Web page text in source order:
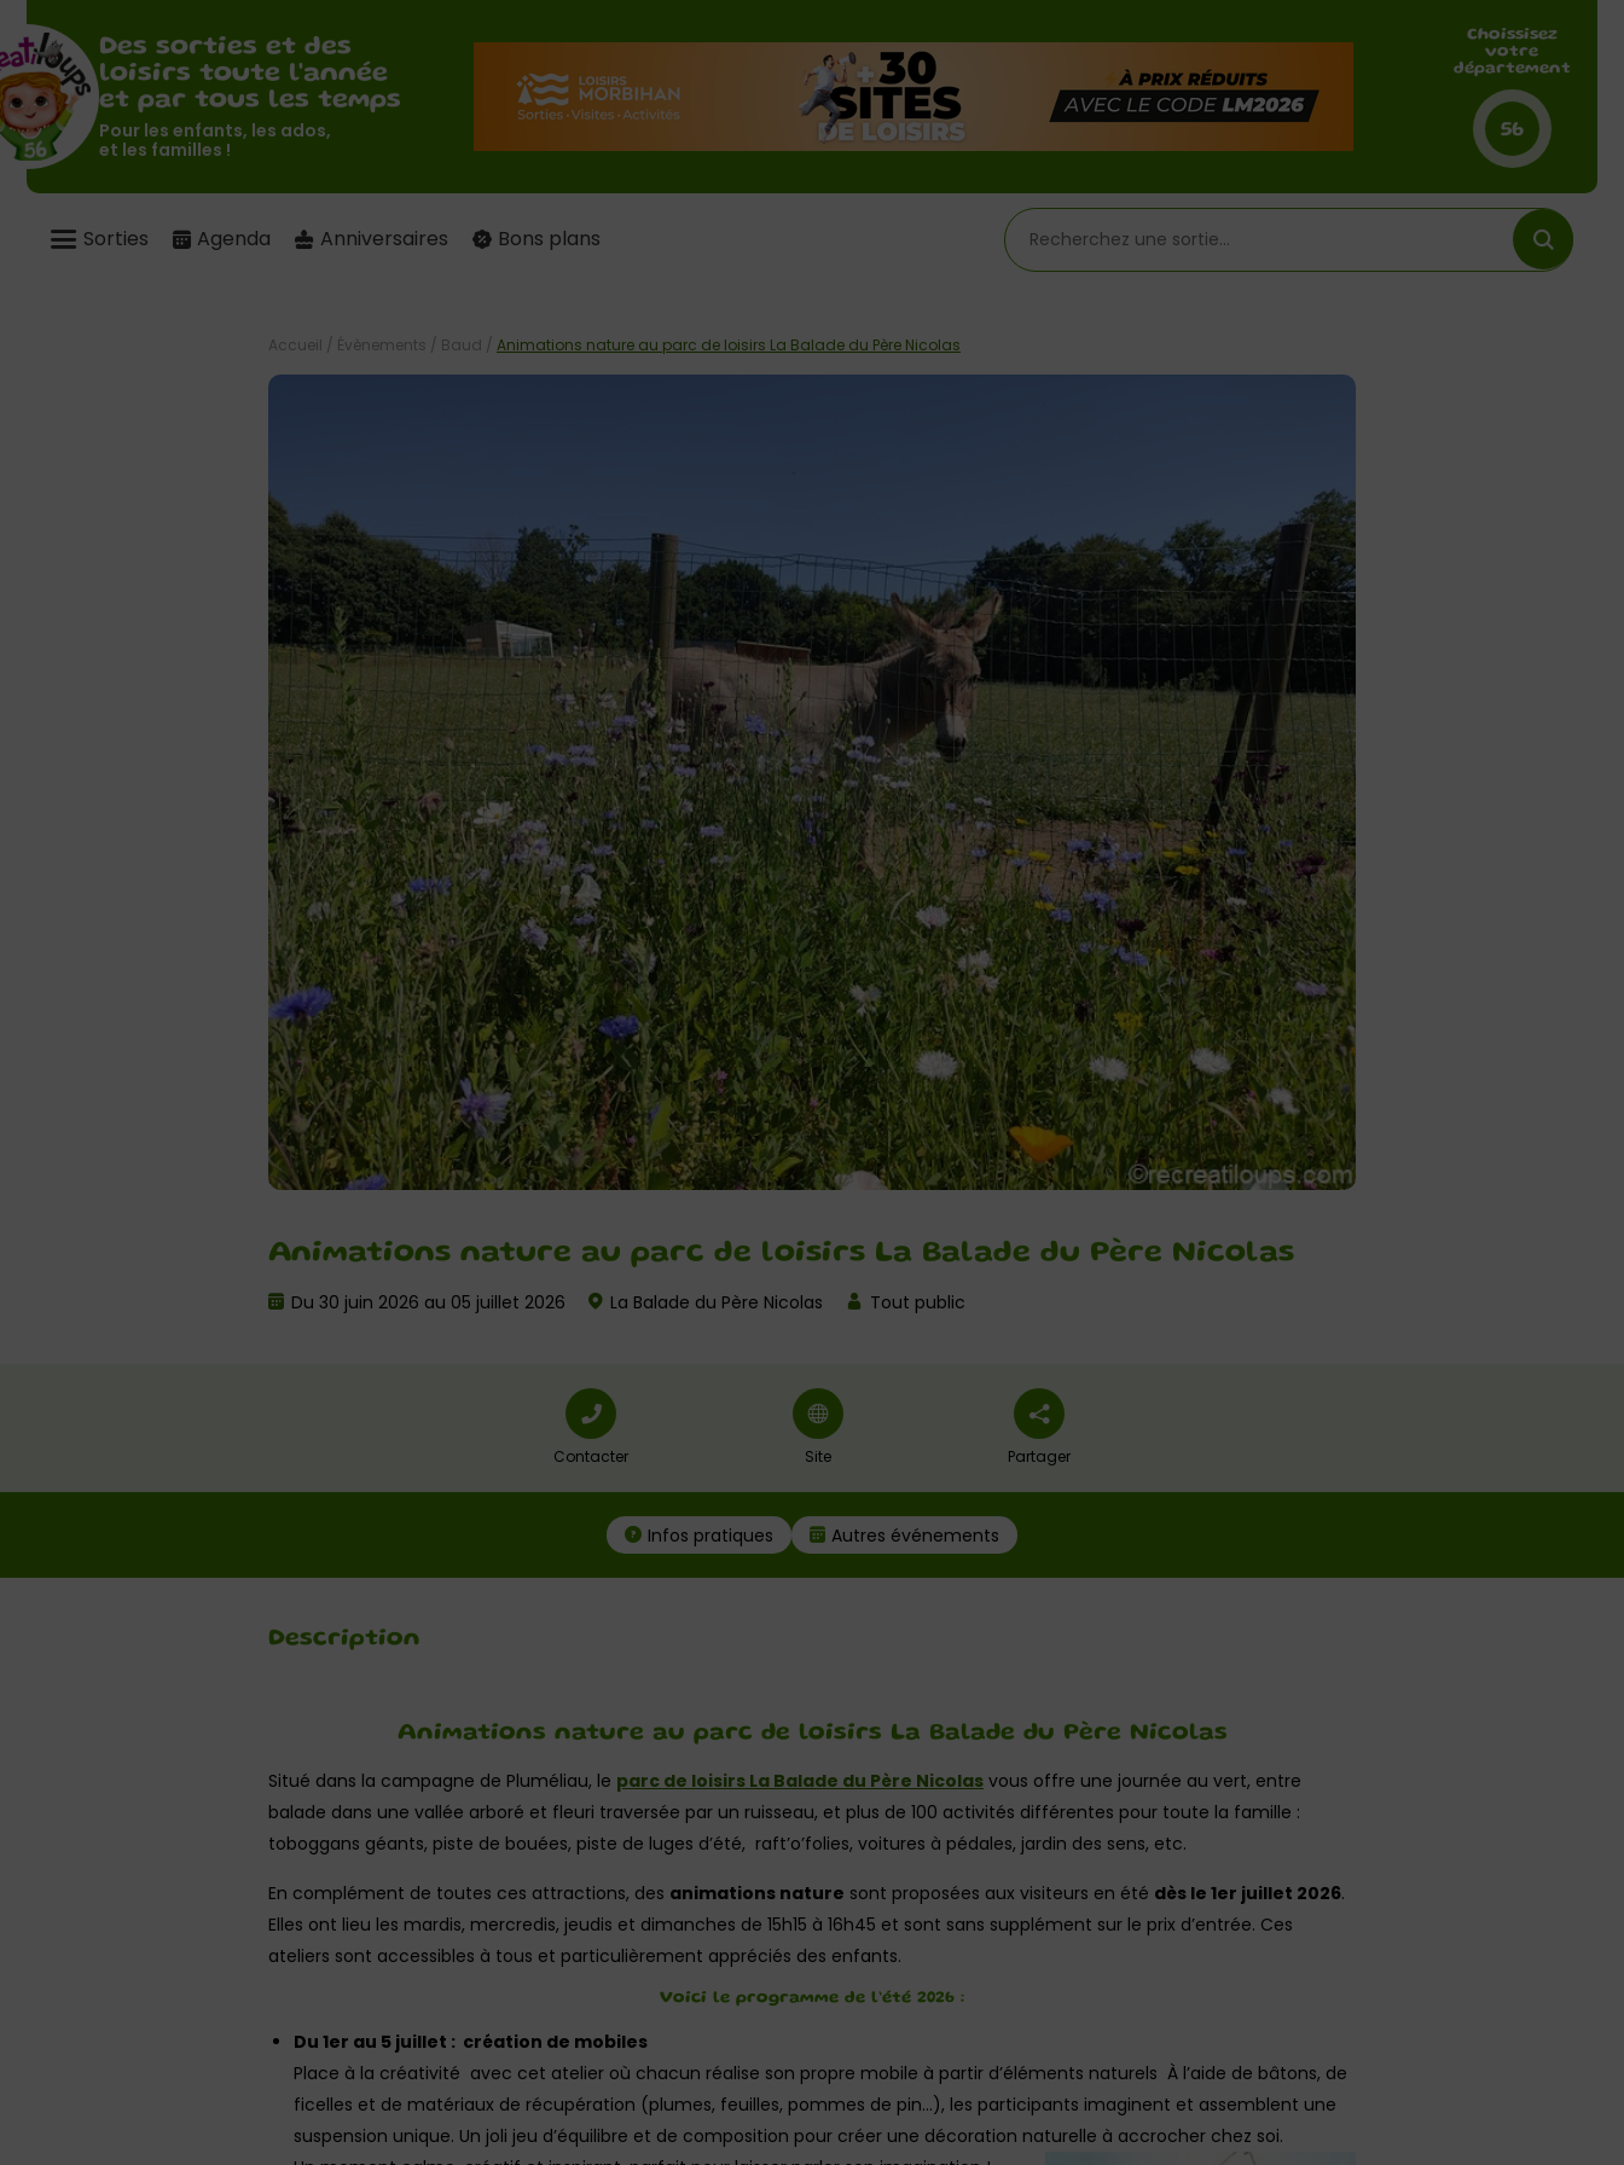
Des sorties et des
loisirs toute l'année
et par tous les temps
Pour les enfants, les ados,
et les familles !
Choissisez
votre
département
56
Sorties Agenda Anniversaires Bons plans
Animations nature au parc de loisirs La Balade du Père Nicolas
Du 30 juin 2026 au 05 juillet 2026 La Balade du Père Nicolas Tout public
Accueil / Évènements / Baud / Animations nature au parc de loisirs La Balade du Père Nicolas
Contacter Site Partager
Infos pratiques Autres événements
Description
Animations nature au parc de loisirs La Balade du Père Nicolas
Situé dans la campagne de Pluméliau, le parc de loisirs La Balade du Père Nicolas vous offre une journée au vert, entre
balade dans une vallée arboré et fleuri traversée par un ruisseau, et plus de 100 activités différentes pour toute la famille :
toboggans géants, piste de bouées, piste de luges d’été, raft’o’folies, voitures à pédales, jardin des sens, etc.
En complément de toutes ces attractions, des animations nature sont proposées aux visiteurs en été dès le 1er juillet 2026.
Elles ont lieu les mardis, mercredis, jeudis et dimanches de 15h15 à 16h45 et sont sans supplément sur le prix d’entrée. Ces
ateliers sont accessibles à tous et particulièrement appréciés des enfants.
Voici le programme de l’été 2026 :
Du 1er au 5 juillet : création de mobiles
Place à la créativité avec cet atelier où chacun réalise son propre mobile à partir d’éléments naturels À l’aide de bâtons, de
ficelles et de matériaux de récupération (plumes, feuilles, pommes de pin…), les participants imaginent et assemblent une
suspension unique. Un joli jeu d’équilibre et de composition pour créer une décoration naturelle à accrocher chez soi.